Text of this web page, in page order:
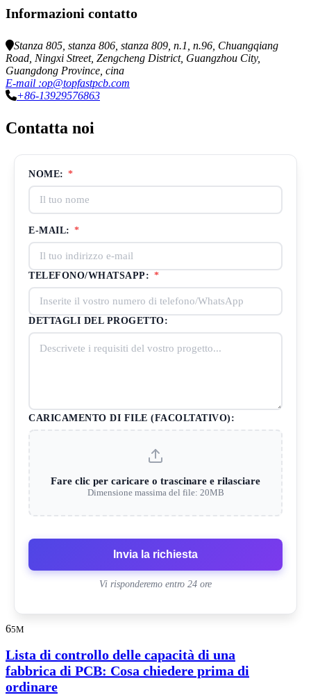
Informazioni contatto
Stanza 805, stanza 806, stanza 809, n.1, n.96, Chuangqiang
Road, Ningxi Street, Zengcheng District, Guangzhou City,
Guangdong Province, cina
E-mail :op@topfastpcb.com
+86-13929576863
Contatta noi
NOME: *
E-MAIL: *
TELEFONO/WHATSAPP: *
DETTAGLI DEL PROGETTO:
CARICAMENTO DI FILE (FACOLTATIVO):
Fare clic per caricare o trascinare e rilasciare
Dimensione massima del file: 20MB
Invia la richiesta
Vi risponderemo entro 24 ore
65M
Lista di controllo delle capacità di una
fabbrica di PCB: Cosa chiedere prima di
ordinare